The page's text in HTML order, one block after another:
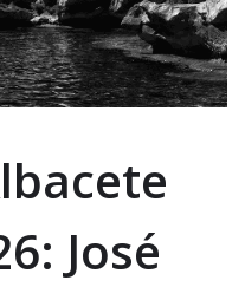
José